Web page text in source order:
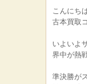
こんにち
古本買取
いよいよ
界中が熱
準決勝が